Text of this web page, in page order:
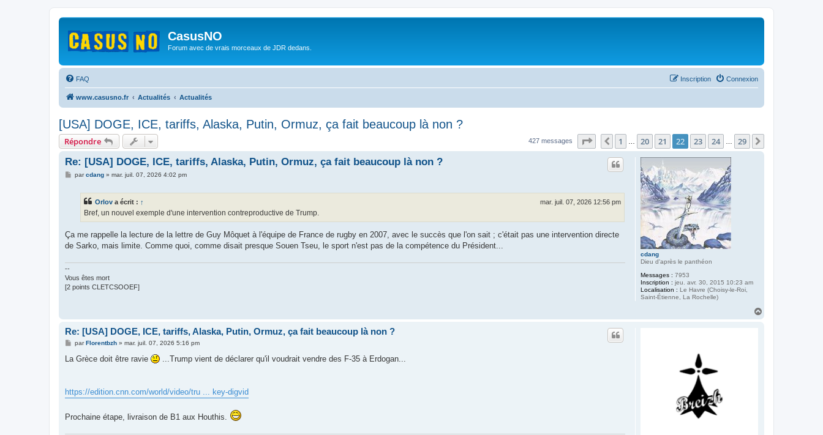
CasusNO
Forum avec de vrais morceaux de JDR dedans.
FAQ Connexion
Inscription
www.casusno.fr Actualités Actualités
[USA] DOGE, ICE, tariffs, Alaska, Putin, Ormuz, ça fait beaucoup là non ?
Répondre 427 messages Page 22 29
Précédent
1 20 21 22 23 24 29
cdang
Dieu d'après le panthéon
Messages : 7953
Inscription : jeu. avr. 30, 2015 10:23 am
Localisation : Le Havre (Choisy-le-Roi,
Saint-Étienne, La Rochelle)
Re: [USA] DOGE, ICE, tariffs, Alaska, Putin, Ormuz, ça fait beaucoup là non ?
Mparcdang» mar. juil. 07, 2026 4:02 pm
Orlov a écrit : ↑ mar. juil. 07, 2026 12:56 pm
Bref, un nouvel exemple d'une intervention contreproductive de Trump.
Ça me rappelle la lecture de la lettre de Guy Môquet à l'équipe de France de rugby en 2007, avec le succès que l'on sait ; c'était pas une intervention directe
de Sarko, mais limite. Comme quoi, comme disait presque Souen Tseu, le sport n'est pas de la compétence du Président...
--
Vous êtes mort
[2 points CLETCSOOEF]
Re: [USA] DOGE, ICE, tariffs, Alaska, Putin, Ormuz, ça fait beaucoup là non ?
M
s
parFlorentbzh» mar. juil. 07, 2026 5:16 pm
La Grèce doit être ravie ...Trump vient de déclarer qu'il voudrait vendre des F-35 à Erdogan...
https://edition.cnn.com/world/video/tru ... key-digvid
Prochaine étape, livraison de B1 aux Houthis.